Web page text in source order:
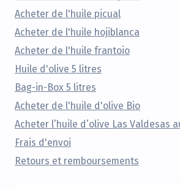
Acheter de l'huile picual
Acheter de l'huile hojiblanca
Acheter de l'huile frantoio
Huile d'olive 5 litres
Bag-in-Box 5 litres
Acheter de l'huile d'olive Bio
Acheter l’huile d’olive Las Valdesas
Frais d'envoi
Retours et remboursements